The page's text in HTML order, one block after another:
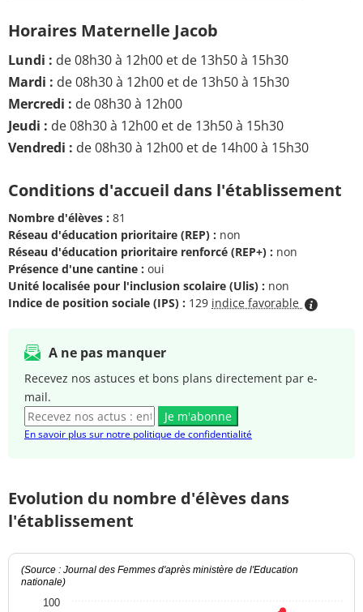
Horaires Maternelle Jacob
Lundi : de 08h30 à 12h00 et de 13h50 à 15h30
Mardi : de 08h30 à 12h00 et de 13h50 à 15h30
Mercredi : de 08h30 à 12h00
Jeudi : de 08h30 à 12h00 et de 13h50 à 15h30
Vendredi : de 08h30 à 12h00 et de 14h00 à 15h30
Conditions d'accueil dans l'établissement
Nombre d'élèves : 81
Réseau d'éducation prioritaire (REP) : non
Réseau d'éducation prioritaire renforcé (REP+) : non
Présence d'une cantine : oui
Unité localisée pour l'inclusion scolaire (Ulis) : non
Indice de position sociale (IPS) : 129 indice favorable
A ne pas manquer
Recevez nos astuces et bons plans directement par e-
mail.
Je m'abonne
En savoir plus sur notre politique de confidentialité
Evolution du nombre d'élèves dans
l'établissement
(Source : Journal des Femmes d'après ministère de l'Education
nationale)
100